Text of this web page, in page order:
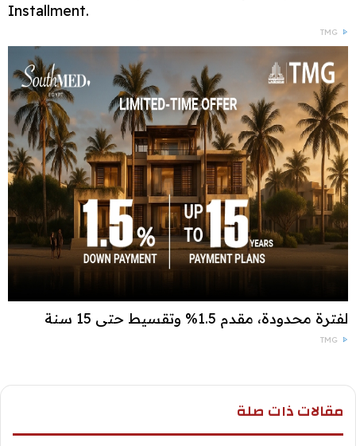
Installment.
TMG
لفترة محدودة، مقدم 1.5% وتقسيط حتى 15 سنة
TMG
مقالات ذات صلة